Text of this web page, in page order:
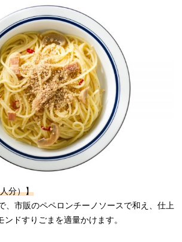
分）】
、市販のペペロンチーノソースで和え、仕上
ドすりごまを適量かけます。